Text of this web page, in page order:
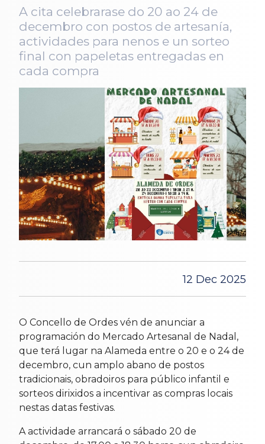
A cita celebrarase do 20 ao 24 de
decembro con postos de artesanía,
actividades para nenos e un sorteo
final con papeletas entregadas en
cada compra
12 Dec 2025
O Concello de Ordes vén de anunciar a
programación do Mercado Artesanal de Nadal,
que terá lugar na Alameda entre o 20 e o 24 de
decembro, cun amplo abano de postos
tradicionais, obradoiros para público infantil e
sorteos dirixidos a incentivar as compras locais
nestas datas festivas.
A actividade arrancará o sábado 20 de